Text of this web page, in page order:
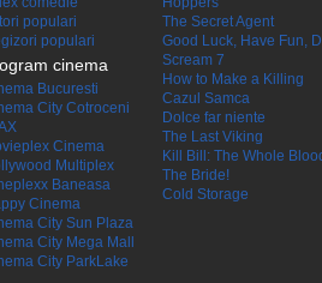
populari
populari
cinema
Bucuresti
City Cotroceni
Cinema
Multiplex
Baneasa
Cinema
City Sun Plaza
City Mega Mall
City ParkLake
The Secret Agent
Good Luck, Have Fun,
Scream 7
How to Make a Killing
Cazul Samca
Dolce far niente
The Last Viking
Kill Bill: The Whole
The Bride!
Cold Storage